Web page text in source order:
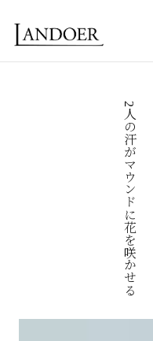
2人の汗がマウンドに花を咲かせる